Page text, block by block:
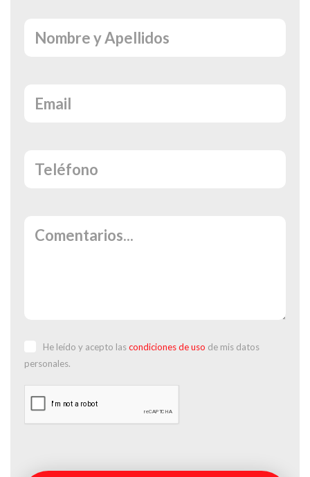
He leído y acepto lascondiciones de uso de mis datos
personales.